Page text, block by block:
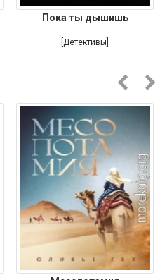
Пока ты дышишь
[Детективы]